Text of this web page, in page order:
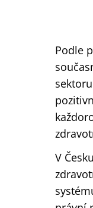
Podle
V